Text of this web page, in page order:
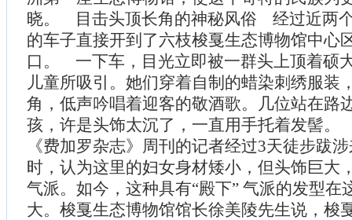
晓。 目击头顶长角的神秘风俗 经过近两
的车子直接开到了六枝梭戛生态博物馆中心
口。 一下车，目光立即被一群头上顶着硕
儿童所吸引。她们穿着自制的蜡染刺绣服装
角，低声吟唱着迎客的敬酒歌。几位站在路
孩，许是头饰太沉了，一直用手托着发髻
《费加罗杂志》周刊的记者经过3天徒步跋
时，认为这里的妇女身材矮小，但头饰巨大
气派。如今，这种具有“殿下” 气派的发型在
大。梭戛生态博物馆馆长徐美陵先生说，梭